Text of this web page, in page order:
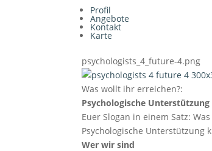
Profil
Angebote
Kontakt
Karte
psychologists_4_future-4.png
Was wollt ihr erreichen?:
Psychologische
Euer Slogan in einem Satz:
Psychologische Unterstützung
Wer wir sind